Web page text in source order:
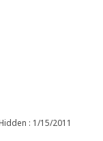
i]
: 1/15/2011